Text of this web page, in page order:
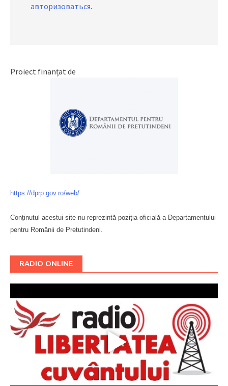
авторизоваться.
Proiect finanțat de
https://dprp.gov.ro/web/
Conținutul acestui site nu reprezintă poziția oficială a Departamentului
pentru Românii de Pretutindeni.
RADIO ONLINE